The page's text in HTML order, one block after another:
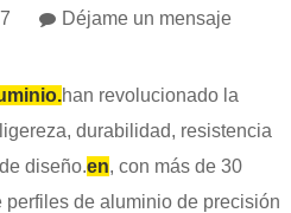
Déjame un mensaje
han revolucionado la
durabilidad, resistencia
diseño.en, con más de 30
de aluminio de precisión